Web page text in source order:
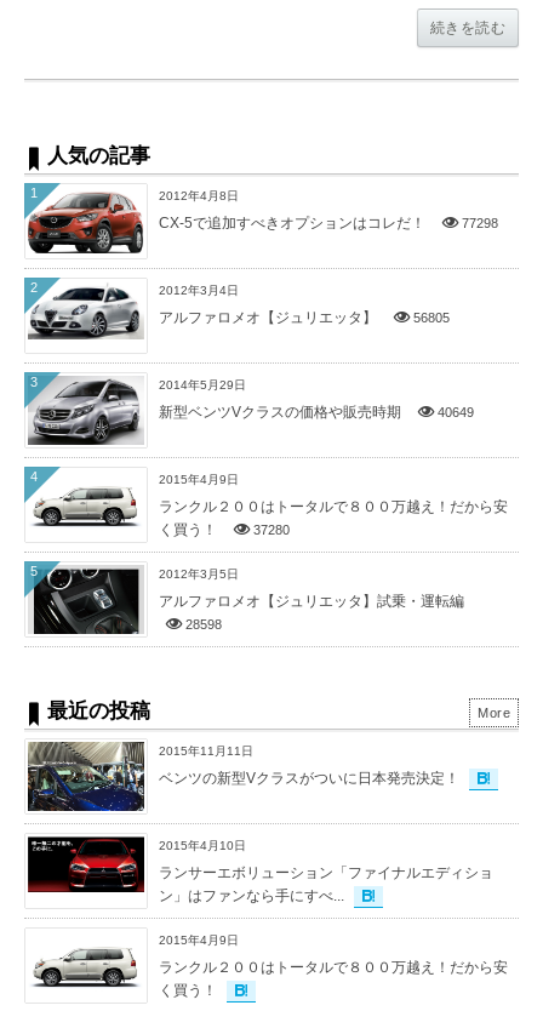
続きを読む
人気の記事
2012年4月8日
CX-5で追加すべきオプションはコレだ！ 77298
1
2012年3月4日
アルファロメオ【ジュリエッタ】 56805
2
2014年5月29日
新型ベンツVクラスの価格や販売時期 40649
3
2015年4月9日
ランクル２００はトータルで８００万越え！だから安
く買う！
37280
4
2012年3月5日
アルファロメオ【ジュリエッタ】試乗・運転編
28598
5
最近の投稿
2015年11月11日
ベンツの新型Vクラスがついに日本発売決定！
2015年4月10日
ランサーエボリューション「ファイナルエディショ
ン」はファンなら手にすべ...
2015年4月9日
ランクル２００はトータルで８００万越え！だから安
く買う！
More